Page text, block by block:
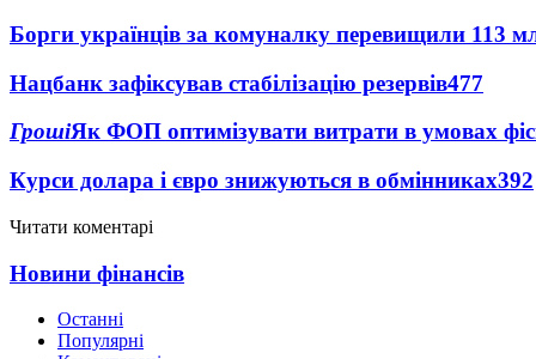
Борги українців за комуналку перевищили 113
Нацбанк зафіксував стабілізацію резервів477
ГрошіЯк ФОП оптимізувати витрати в умовах
Курси долара і євро знижуються в обмінниках392
Читати коментарі
Новини фінансів
Останні
Популярні